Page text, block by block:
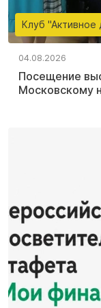
Клуб "Активное
04.08.2026
Посещение
Московскому